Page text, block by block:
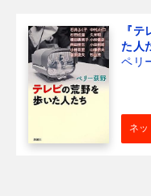
『
た人
ペリ
ネッ